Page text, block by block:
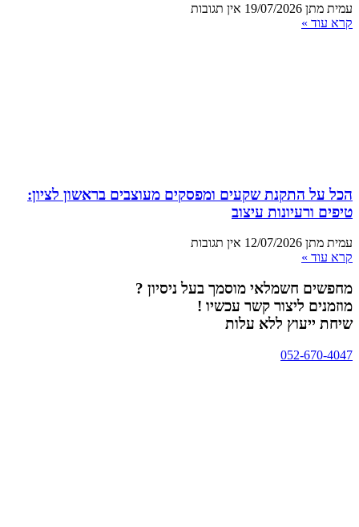
עמית מתן 19/07/2026 אין תגובות
קרא עוד »
הכל על התקנת שקעים ומפסקים מעוצבים בראשון לציון:
טיפים ורעיונות עיצוב
עמית מתן 12/07/2026 אין תגובות
קרא עוד »
מחפשים חשמלאי מוסמך בעל ניסיון ?
מוזמנים ליצור קשר עכשיו !
שיחת ייעוץ ללא עלות
052-670-4047